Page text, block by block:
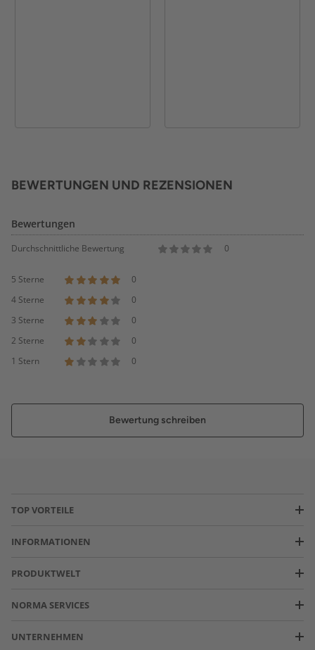
BEWERTUNGEN UND REZENSIONEN
Bewertungen
Durchschnittliche Bewertung 0
5 Sterne
0
4 Sterne
0
3 Sterne
0
2 Sterne
0
1 Stern
0
Bewertung schreiben
TOP VORTEILE
INFORMATIONEN
PRODUKTWELT
NORMA SERVICES
UNTERNEHMEN